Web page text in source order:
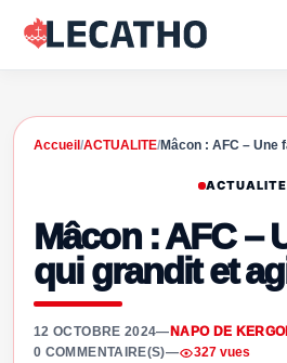
Accueil /ACTUALITE/Mâcon : AFC –
ACTUALITE
Mâcon : AFC –
qui grandit et
12 OCTOBRE 2024— NAPO DE
0 COMMENTAIRE(S)— 327 vues